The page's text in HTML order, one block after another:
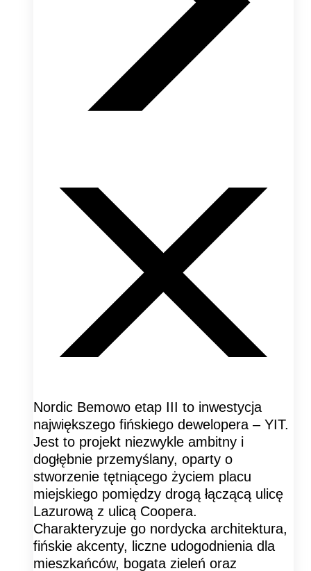
Nordic Bemowo etap III to inwestycja
największego fińskiego dewelopera – YIT.
Jest to projekt niezwykle ambitny i
dogłębnie przemyślany, oparty o
stworzenie tętniącego życiem placu
miejskiego pomiędzy drogą łączącą ulicę
Lazurową z ulicą Coopera.
Charakteryzuje go nordycka architektura,
fińskie akcenty, liczne udogodnienia dla
mieszkańców, bogata zieleń oraz